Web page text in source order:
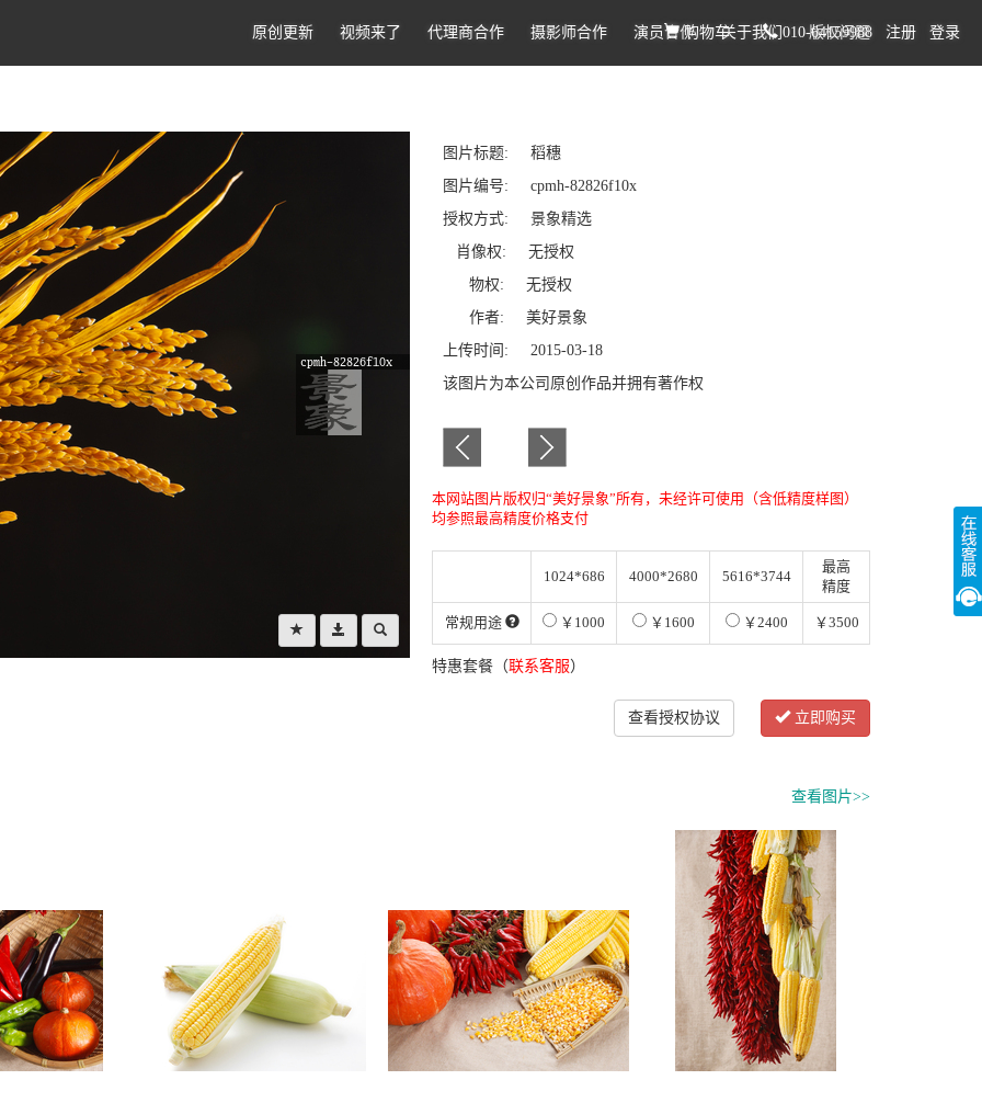
原创更新 视频来了 代理商合作 摄影师合作 演员合作 关于我们 版权问题
购物车 010-64159988 注册 登录
图片标题: 稻穗
图片编号: cpmh-82826f10x
授权方式: 景象精选
肖像权: 无授权
物权: 无授权
作者: 美好景象
上传时间: 2015-03-18
该图片为本公司原创作品并拥有著作权
本网站图片版权归“美好景象”所有，未经许可使用（含低精度样图）
均参照最高精度价格支付
1024*686 4000*2680 5616*3744
最高
精度
常规用途 ￥1000 ￥1600 ￥2400 ￥3500
特惠套餐（联系客服）
查看授权协议 立即购买
查看图片>>